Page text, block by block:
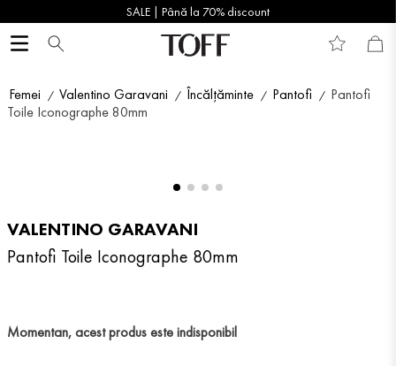
SALE | Până la 70% discount
Femei Valentino Garavani Încălțăminte Pantofi
Pantofi
Toile Iconographe 80mm
VALENTINO GARAVANI
Pantofi Toile Iconographe 80mm
Momentan, acest produs este indisponibil